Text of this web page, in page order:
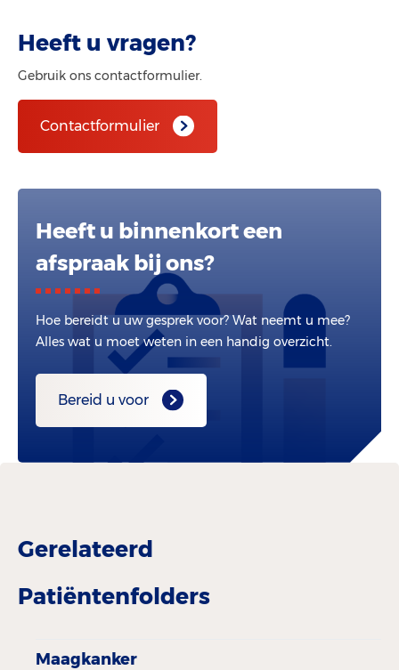
Heeft u vragen?
Gebruik ons contactformulier.
Contactformulier
Heeft u binnenkort een
afspraak bij ons?
Hoe bereidt u uw gesprek voor? Wat neemt u mee?
Alles wat u moet weten in een handig overzicht.
Bereid u voor
Gerelateerd
Patiëntenfolders
Maagkanker